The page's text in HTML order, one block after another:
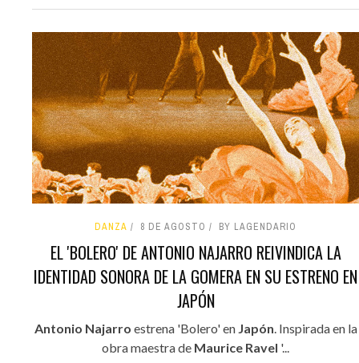
DANZA 8 DE AGOSTO BY LAGENDARIO
EL 'BOLERO' DE ANTONIO NAJARRO REIVINDICA LA
IDENTIDAD SONORA DE LA GOMERA EN SU ESTRENO EN
JAPÓN
Antonio Najarro estrena 'Bolero' en Japón . Inspirada en la
obra maestra de Maurice Ravel '...